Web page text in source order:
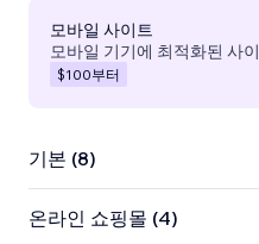
모바일 사이트
모바일 기기에 최적화된 사
$100부터
기본 (8)
온라인 쇼핑몰 (4)